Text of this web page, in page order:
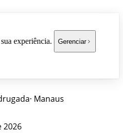
experiência. Gerenciar
· Manaus
2026